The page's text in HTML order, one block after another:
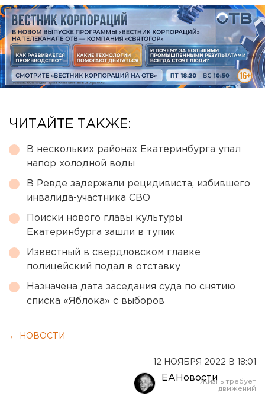
ЧИТАЙТЕ ТАКЖЕ:
В нескольких районах Екатеринбурга упал
напор холодной воды
В Ревде задержали рецидивиста, избившего
инвалида-участника СВО
Поиски нового главы культуры
Екатеринбурга зашли в тупик
Известный в свердловском главке
полицейский подал в отставку
Назначена дата заседания суда по снятию
списка «Яблока» с выборов
← НОВОСТИ
12 НОЯБРЯ 2022 В 18:01
ЕАНовости